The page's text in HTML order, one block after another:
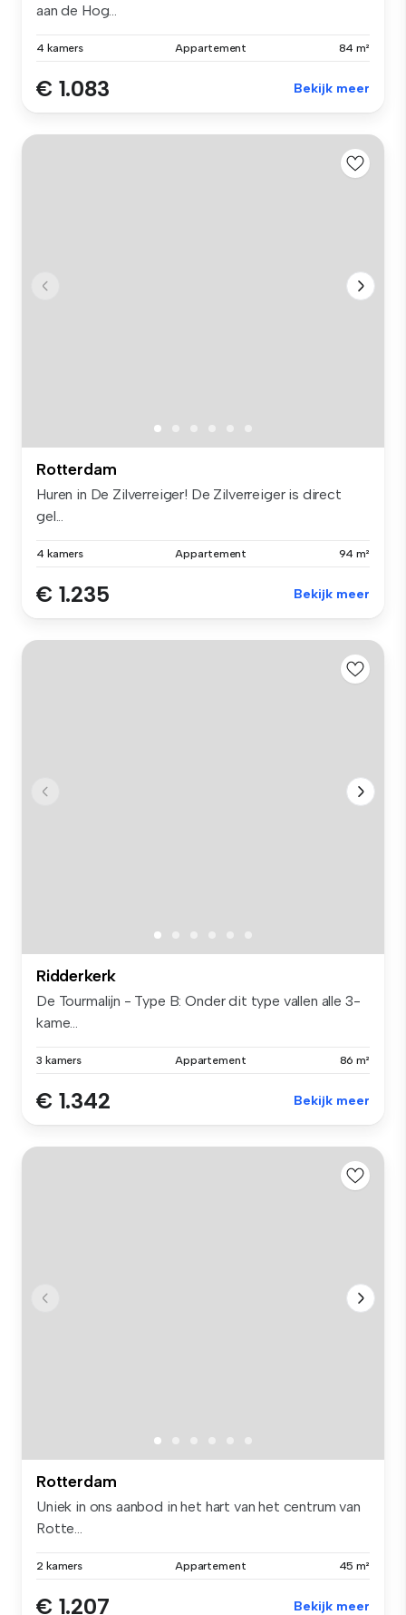
aan de Hog...
4 kamers Appartement 84 m²
€ 1.083 Bekijk meer
Rotterdam
Huren in De Zilverreiger! De Zilverreiger is direct
gel...
4 kamers Appartement 94 m²
€ 1.235 Bekijk meer
Ridderkerk
De Tourmalijn - Type B: Onder dit type vallen alle 3-
kame...
3 kamers Appartement 86 m²
€ 1.342 Bekijk meer
Rotterdam
Uniek in ons aanbod in het hart van het centrum van
Rotte...
2 kamers Appartement 45 m²
€ 1.207 Bekijk meer